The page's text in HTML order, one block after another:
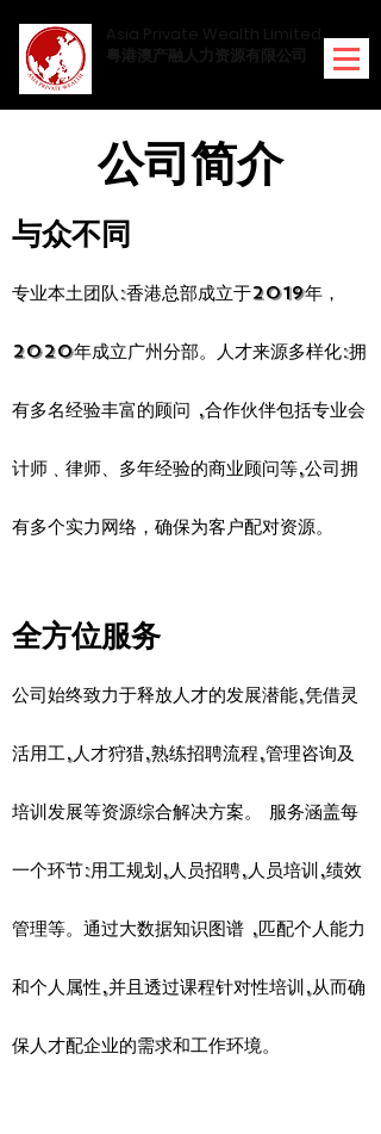
Asia Private Wealth Limited
粤港澳产融人力资源有限公司
公司简介
与众不同
专业本土团队:香港总部成立于2019年，
2020年成立广州分部。人才来源多样化:拥
有多名经验丰富的顾问 ,合作伙伴包括专业会
计师﹑律师、多年经验的商业顾问等,公司拥
有多个实力网络，确保为客户配对资源。
全方位服务
公司始终致力于释放人才的发展潜能,凭借灵
活用工,人才狩猎,熟练招聘流程,管理咨询及
培训发展等资源综合解决方案。 服务涵盖每
一个环节:用工规划,人员招聘,人员培训,绩效
管理等。通过大数据知识图谱 ,匹配个人能力
和个人属性,并且透过课程针对性培训,从而确
保人才配企业的需求和工作环境。